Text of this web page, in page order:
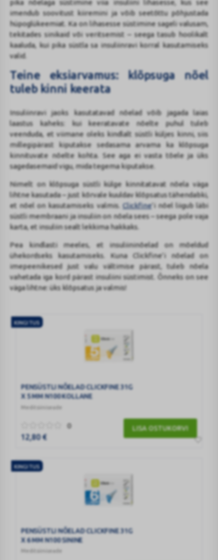
pika nõelaga süstimine viia insuliini lihasesse, kus see
imendub soovitust kiiremini ja võib seetõttu põhjustada
hüpoglükeemiat. Ka on lihasesse süstimine sageli valusam,
tekitades sinikaid või veritsemist – seega tasub hoolikalt
kaaluda, kui pika süstla sa insuliinravi korral kasutamiseks
valid.
Teine eksiarvamus: klõpsuga nõel
tuleb kinni keerata
Insuliinravi jaoks kasutatavad nõelad võib jagada laias
laastus kaheks: kui keeratavate nõelte puhul tuleb
veenduda, et viimane oleks kindlalt süstli küljes kinni, siis
millegipärast kiputakse sedasama arvama ka klõpsuga
kinnituvate nõelte kohta. See aga ei vasta tõele ja üks
sagedasemaid vigu, mida tegema kiputakse.
Nimelt on klõpsuga süstli külge kinnitatavat nõela väga
lihtne kasutada – just kõrvale kuuldav klõpsatus tähendabki,
et nõel on kasutamiseks valmis. Clickfine’i nõel liigub läbi
süstli membraani ja insuliin on nõela sees – seega pole vaja
karta, et insuliin sealt lekkima hakkaks.
Pea kindlasti meeles, et insuliininõelad on mõeldud
ühekordseks kasutamiseks. Kuna Clickfine’i nõelad on
imepeenikesed just valu vältimise pärast, tuleb nõela
vahetada iga kord pärast insuliini süstimist. Õnneks on see
väga lihtne: üks klõpsatus ja valmis!
KINGITUS
PENSÜSTLI NÕELAD CLICKFINE 31G
X 5 MM N100 KOLLANE
Meditsiiniseade
0
12,80 €
LISA OSTUKORVI
KINGITUS
PENSÜSTLI NÕELAD CLICKFINE 31G
X 6 MM N100 SININE